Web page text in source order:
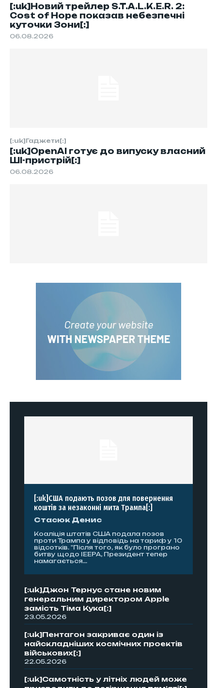
[:uk]Новий трейлер S.T.A.L.K.E.R. 2:
Cost of Hope показав небезпечні
куточки Зони[:]
06.08.2026
[:uk]Гаджети[:]
[:uk]OpenAI готує до випуску власний
ШІ-пристрій[:]
06.08.2026
[:uk]США подають позов для повернення
коштів за незаконні мита Трампа[:]
Стасюк Денис
Коаліція штатів США подала позов
проти Трампа у відповідь на тариф у 10
відсотків. "Після того, як було програно
битву щодо IEEPA, Президент тепер
намагається...
[:uk]Джон Тернус стане новим
генеральним директором Apple
замість Тіма Кука[:]
23.05.2026
[:uk]Пентагон закриває один із
найскладніших космічних проектів
військових[:]
22.05.2026
[:uk]Самотність у літніх людей може